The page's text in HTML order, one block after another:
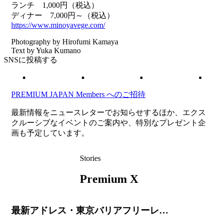
ランチ 1,000円（税込）
ディナー 7,000円～（税込）
https://www.minoyavege.com/
Photography by Hirofumi Kamaya
Text by Yuka Kumano
SNSに投稿する
PREMIUM JAPAN Members へのご招待
最新情報をニュースレターでお知らせするほか、エクス
クルーシブなイベントのご案内や、特別なプレゼント企
画も予定しています。
Stories
Premium X
最新アドレス・東京バリアフリーレ…